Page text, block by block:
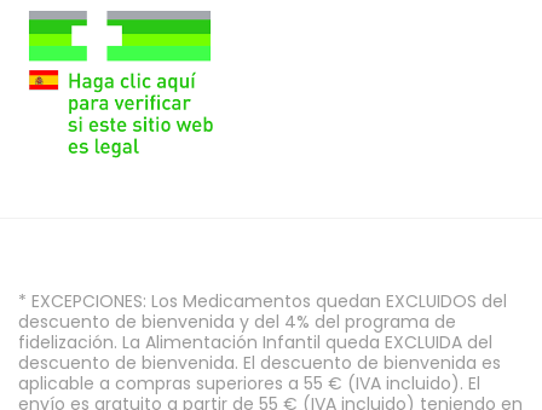
* EXCEPCIONES: Los Medicamentos quedan EXCLUIDOS del
descuento de bienvenida y del 4% del programa de
fidelización. La Alimentación Infantil queda EXCLUIDA del
descuento de bienvenida. El descuento de bienvenida es
aplicable a compras superiores a 55 € (IVA incluido). El
envío es gratuito a partir de 55 € (IVA incluido) teniendo en